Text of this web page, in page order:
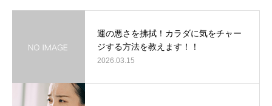
運の悪さを拂拭！カラダに気をチャー
ジする方法を教えます！！
2026.03.15